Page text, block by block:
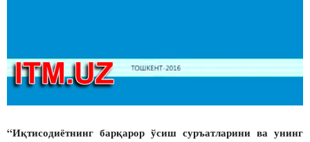
“Иқтисодиётнинг барқарор ўсиш суръатларини ва унинг